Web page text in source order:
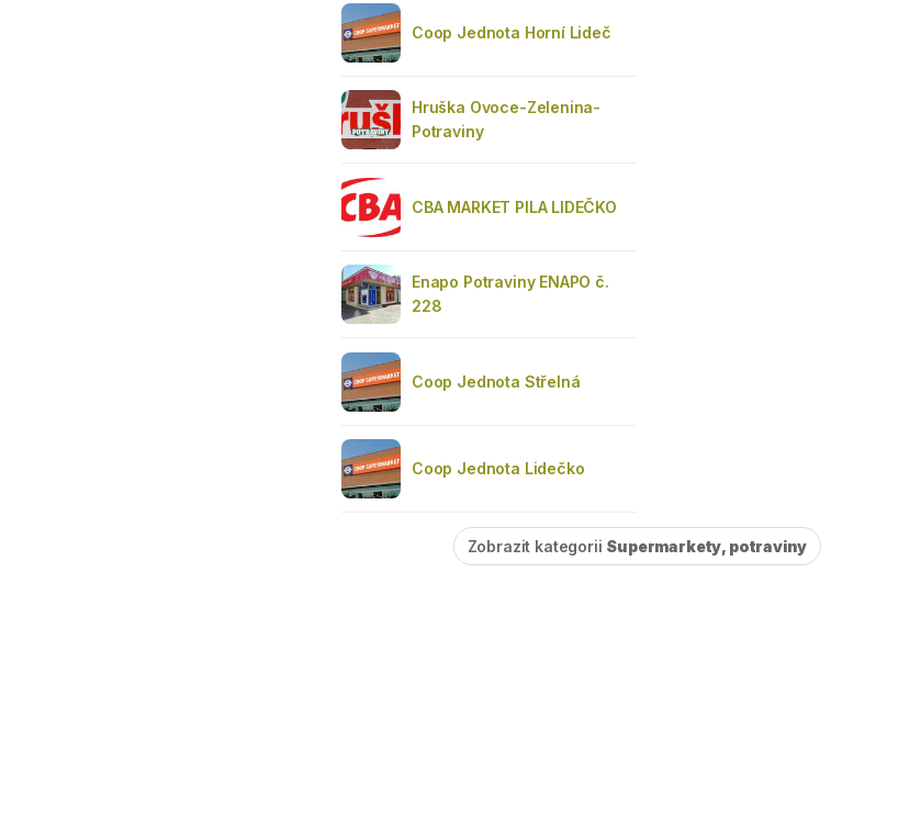
Coop Jednota Horní Lideč
Hruška Ovoce-Zelenina-
Potraviny
CBA MARKET PILA LIDEČKO
Enapo Potraviny ENAPO č.
228
Coop Jednota Střelná
Coop Jednota Lidečko
Zobrazit kategorii Supermarkety, potraviny